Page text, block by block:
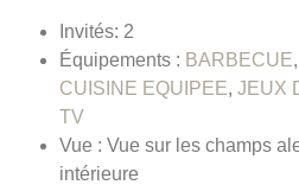
Invités: 2
Équipements : BARBECUE,
CUISINE EQUIPEE, JEUX
TV
Vue : Vue sur les champs
intérieure